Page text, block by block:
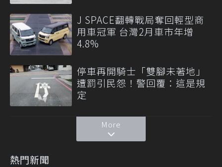
J SPACE翻轉戰局奪回輕型商
用車冠軍 台灣2月車市年增
4.8%
停車再開騎士「雙腳未著地」
遭罰引民怨！警回覆：這是規
定
More
熱門新聞